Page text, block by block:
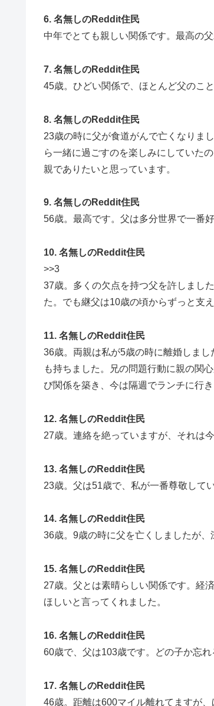
6. 名無しのReddit住民
中年でとても親しい関係です。最高の
7. 名無しのReddit住民
45歳。ひどい関係で、ほとんど父のこ
8. 名無しのReddit住民
23歳の時に父が食道がんで亡くなりま
ら一緒に過ごすのを楽しみにしていた
親でありたいと思っています。
9. 名無しのReddit住民
56歳。最高です。父は多分世界で一番
10. 名無しのReddit住民
>>3
37歳。多くの欠点を持つ父を許しまし
た。でも継父は10歳の頃からずっと支
11. 名無しのReddit住民
36歳。両親は私が5歳の時に離婚しま
も持ちました。兄の問題行動に親の関
び関係を築き、今は隔週でランチに行
12. 名無しのReddit住民
27歳。連絡を絶っていますが、それは
13. 名無しのReddit住民
23歳。父は51歳で、私が一番尊敬して
14. 名無しのReddit住民
36歳。9歳の時に父を亡くしましたが、
15. 名無しのReddit住民
27歳。父とは素晴らしい関係です。経
ほしいと言ってくれました。
16. 名無しのReddit住民
60歳で、父は103歳です。どの子か忘
17. 名無しのReddit住民
46歳。距離は600マイル離れてますが